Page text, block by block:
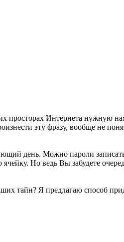
просторах Интернета нужную
эту фразу, вообще не
день. Можно пароли
Но ведь Вы забудете
тайн? Я предлагаю способ